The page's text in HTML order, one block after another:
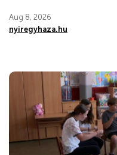
Aug 8, 2026
nyiregyhaza.hu